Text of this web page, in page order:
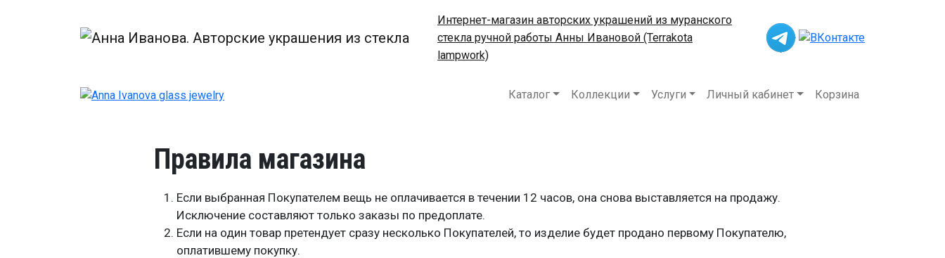
Интернет-магазин авторских украшений из муранского
стекла ручной работы Анны Ивановой (Terrakota
lampwork)
Основная навигация
Каталог Коллекции Услуги Личный кабинет Корзина
Правила магазина
Если выбранная Покупателем вещь не оплачивается в течении 12 часов, она снова выставляется на продажу.
Исключение составляют только заказы по предоплате.
Если на один товар претендует сразу несколько Покупателей, то изделие будет продано первому Покупателю,
оплатившему покупку.